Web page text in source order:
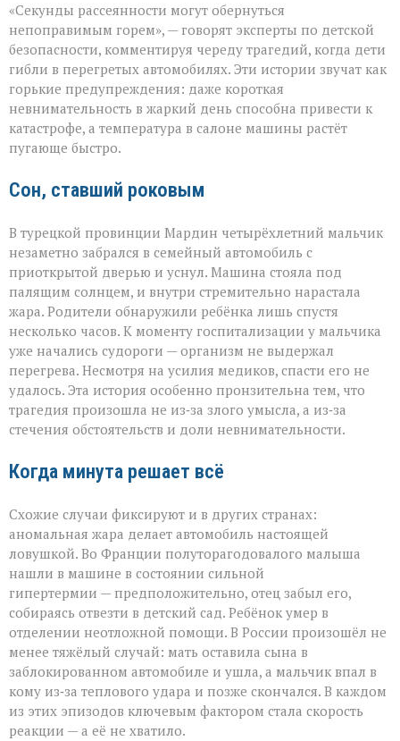
не
прощает
невнимательности:
трагедии
в
раскалённых
машинах»
«Секунды рассеянности могут обернуться
непоправимым горем», — говорят эксперты по детской
безопасности, комментируя череду трагедий, когда дети
гибли в перегретых автомобилях. Эти истории звучат как
горькие предупреждения: даже короткая
невнимательность в жаркий день способна привести к
катастрофе, а температура в салоне машины растёт
пугающе быстро.
Сон, ставший роковым
В турецкой провинции Мардин четырёхлетний мальчик
незаметно забрался в семейный автомобиль с
приоткрытой дверью и уснул. Машина стояла под
палящим солнцем, и внутри стремительно нарастала
жара. Родители обнаружили ребёнка лишь спустя
несколько часов. К моменту госпитализации у мальчика
уже начались судороги — организм не выдержал
перегрева. Несмотря на усилия медиков, спасти его не
удалось. Эта история особенно пронзительна тем, что
трагедия произошла не из‑за злого умысла, а из‑за
стечения обстоятельств и доли невнимательности.
Когда минута решает всё
Схожие случаи фиксируют и в других странах:
аномальная жара делает автомобиль настоящей
ловушкой. Во Франции полуторагодовалого малыша
нашли в машине в состоянии сильной
гипертермии — предположительно, отец забыл его,
собираясь отвезти в детский сад. Ребёнок умер в
отделении неотложной помощи. В России произошёл не
менее тяжёлый случай: мать оставила сына в
заблокированном автомобиле и ушла, а мальчик впал в
кому из‑за теплового удара и позже скончался. В каждом
из этих эпизодов ключевым фактором стала скорость
реакции — а её не хватило.